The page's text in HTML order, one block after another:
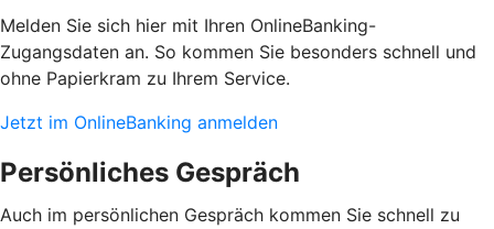
Melden Sie sich hier mit Ihren OnlineBanking-
Zugangsdaten an. So kommen Sie besonders schnell und
ohne Papierkram zu Ihrem Service.
Jetzt im OnlineBanking anmelden
Persönliches Gespräch
Auch im persönlichen Gespräch kommen Sie schnell zu